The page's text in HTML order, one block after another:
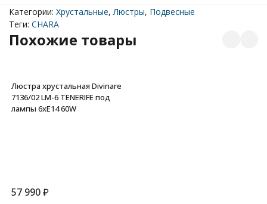
Категории: Хрустальные, Люстры, Подвесные
Теги: CHARA
Похожие товары
Люстра хрустальная Divinare
7136/02 LM-6 TENERIFE под
лампы 6xE14 60W
57 990₽